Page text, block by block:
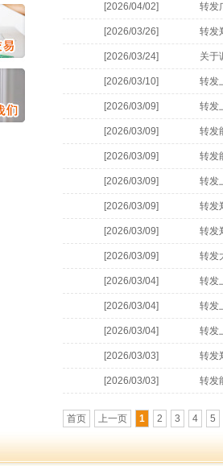
[2026/04/02] 转发
手续
[2026/03/26] 转发
[2026/03/24] 关于
[2026/03/10] 转发
[2026/03/09] 转发
[2026/03/09] 转发
[2026/03/09] 转发
[2026/03/09] 转发
[2026/03/09] 转发
[2026/03/09] 转发
[2026/03/09] 转发
[2026/03/04] 转发
[2026/03/04] 转发
[2026/03/04] 转发
的通
[2026/03/03] 转发
[2026/03/03] 转发
首页 上一页 1 2 3 4 5